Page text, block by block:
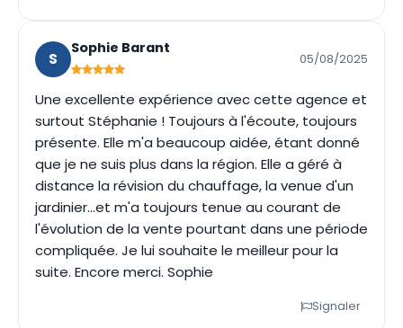
S
Sophie Barant
05/08/2025
Une excellente expérience avec cette agence et
surtout Stéphanie ! Toujours à l'écoute, toujours
présente. Elle m'a beaucoup aidée, étant donné
que je ne suis plus dans la région. Elle a géré à
distance la révision du chauffage, la venue d'un
jardinier...et m'a toujours tenue au courant de
l'évolution de la vente pourtant dans une période
compliquée. Je lui souhaite le meilleur pour la
suite. Encore merci. Sophie
Signaler